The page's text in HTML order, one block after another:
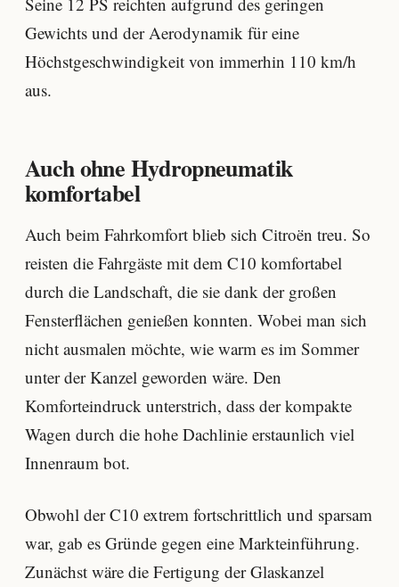
Gewichts und der Aerodynamik für eine
Höchstgeschwindigkeit von immerhin 110 km/h
aus.
Auch ohne Hydropneumatik
komfortabel
Auch beim Fahrkomfort blieb sich Citroën treu. So
reisten die Fahrgäste mit dem C10 komfortabel
durch die Landschaft, die sie dank der großen
Fensterflächen genießen konnten. Wobei man sich
nicht ausmalen möchte, wie warm es im Sommer
unter der Kanzel geworden wäre. Den
Komforteindruck unterstrich, dass der kompakte
Wagen durch die hohe Dachlinie erstaunlich viel
Innenraum bot.
Obwohl der C10 extrem fortschrittlich und sparsam
war, gab es Gründe gegen eine Markteinführung.
Zunächst wäre die Fertigung der Glaskanzel